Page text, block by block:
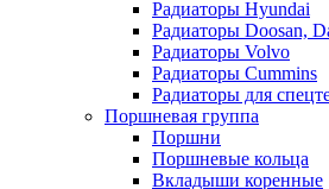
Радиаторы Hyundai
Радиаторы Doosan,
Радиаторы Volvo
Радиаторы Cummins
Радиаторы для
Поршневая группа
Поршни
Поршневые кольца
Вкладыши коренные